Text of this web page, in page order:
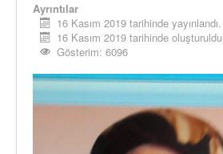
Ayrıntılar
16 Kasım 2019 tarihinde yayınlandı.
16 Kasım 2019 tarihinde oluşturuldu
Gösterim: 6096